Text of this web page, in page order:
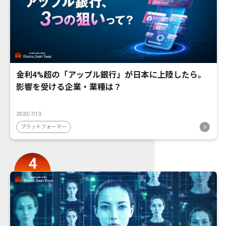
金利4%超の「アップル銀行」が日本に上陸したら。
影響を受ける企業・業種は？
2023/7/13
プラットフォーマー